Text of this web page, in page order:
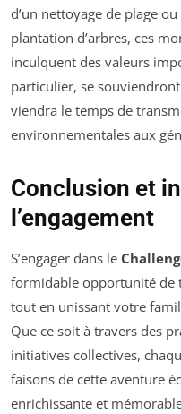
d’un nettoyage de plage
plantation d’arbres, ces
inculquent des valeurs
particulier, se
viendra le temps de
environnementales aux
Conclusion et
l’engagement
S’engager dans le
formidable opportunité de
tout en unissant votre
Que ce soit à travers des
initiatives collectives,
faisons de cette aventure
enrichissante et